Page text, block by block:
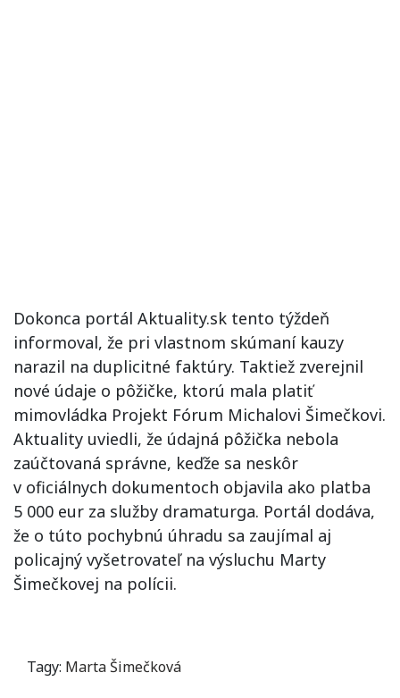
Dokonca portál Aktuality.sk tento týždeň
informoval, že pri vlastnom skúmaní kauzy
narazil na duplicitné faktúry. Taktiež zverejnil
nové údaje o pôžičke, ktorú mala platiť
mimovládka Projekt Fórum Michalovi Šimečkovi.
Aktuality uviedli, že údajná pôžička nebola
zaúčtovaná správne, keďže sa neskôr
v oficiálnych dokumentoch objavila ako platba
5 000 eur za služby dramaturga. Portál dodáva,
že o túto pochybnú úhradu sa zaujímal aj
policajný vyšetrovateľ na výsluchu Marty
Šimečkovej na polícii.
Tagy: Marta Šimečková